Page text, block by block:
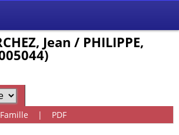
Jean / PHILIPPE,
| PDF